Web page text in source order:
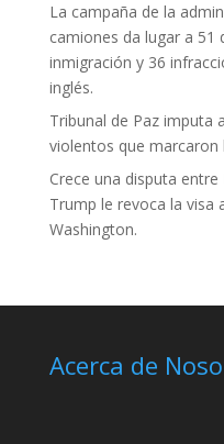
La campaña de la
camiones da lugar a
inmigración y 36
inglés.
Tribunal de Paz imputa
violentos que
Crece una disputa entre
Trump le revoca la visa
Washington.
Acerca de